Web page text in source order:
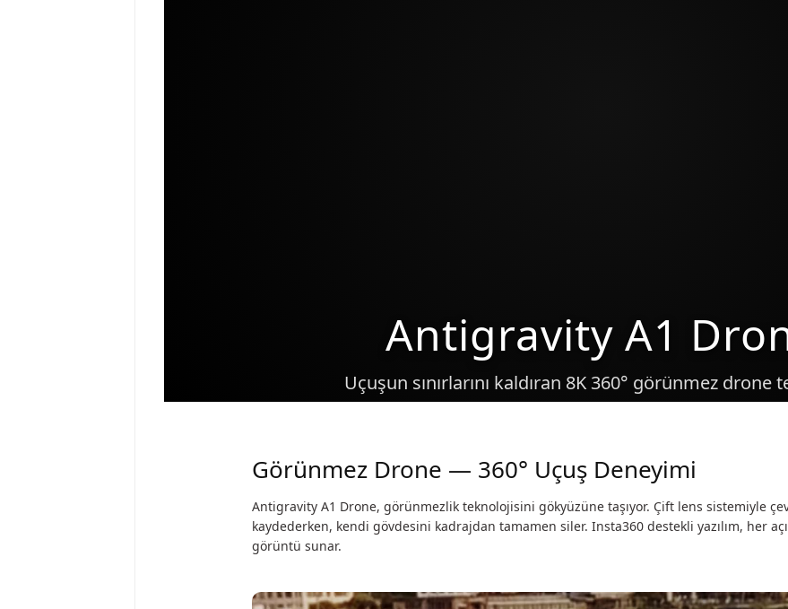
Antigravity A1
Uçuşun sınırlarını kaldıran 8K 360° görünmez drone
Görünmez Drone — 360° Uçuş Deneyimi
Antigravity A1 Drone, görünmezlik teknolojisini gökyüzüne taşıyor. Çift lens sistemiyle
kaydederken, kendi gövdesini kadrajdan tamamen siler. Insta360 destekli yazılım, her
görüntü sunar.